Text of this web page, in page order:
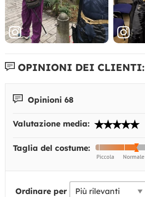
OPINIONI DEI CLIENTI:
Opinioni 68
Valutazione media:
Taglia del costume:
Ordinare per